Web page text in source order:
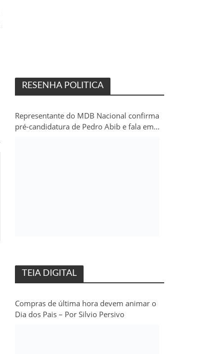
RESENHA POLITICA
Representante do MDB Nacional confirma
pré-candidatura de Pedro Abib e fala em
TEIA DIGITAL
Compras de última hora devem animar o
Dia dos Pais – Por Silvio Persivo